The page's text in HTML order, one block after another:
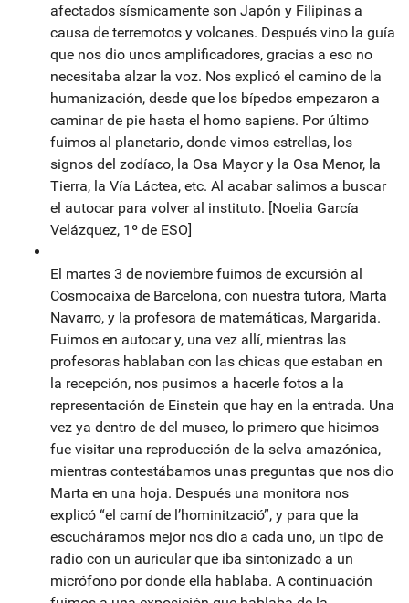
afectados sísmicamente son Japón y Filipinas a
causa de terremotos y volcanes. Después vino la guía
que nos dio unos amplificadores, gracias a eso no
necesitaba alzar la voz. Nos explicó el camino de la
humanización, desde que los bípedos empezaron a
caminar de pie hasta el homo sapiens. Por último
fuimos al planetario, donde vimos estrellas, los
signos del zodíaco, la Osa Mayor y la Osa Menor, la
Tierra, la Vía Láctea, etc. Al acabar salimos a buscar
el autocar para volver al instituto. [Noelia García
Velázquez, 1º de ESO]
El martes 3 de noviembre fuimos de excursión al
Cosmocaixa de Barcelona, con nuestra tutora, Marta
Navarro, y la profesora de matemáticas, Margarida.
Fuimos en autocar y, una vez allí, mientras las
profesoras hablaban con las chicas que estaban en
la recepción, nos pusimos a hacerle fotos a la
representación de Einstein que hay en la entrada. Una
vez ya dentro de del museo, lo primero que hicimos
fue visitar una reproducción de la selva amazónica,
mientras contestábamos unas preguntas que nos dio
Marta en una hoja. Después una monitora nos
explicó “el camí de l’hominització”, y para que la
escucháramos mejor nos dio a cada uno, un tipo de
radio con un auricular que iba sintonizado a un
micrófono por donde ella hablaba. A continuación